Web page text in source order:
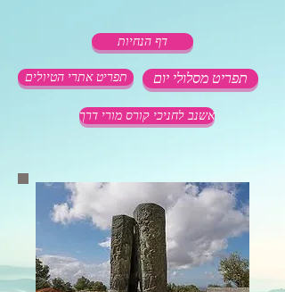
דף הנחיות
תפריט אתרי הטיולים
אשנב לחניכי קורס מורי דרך
תפריט מסלולי יום